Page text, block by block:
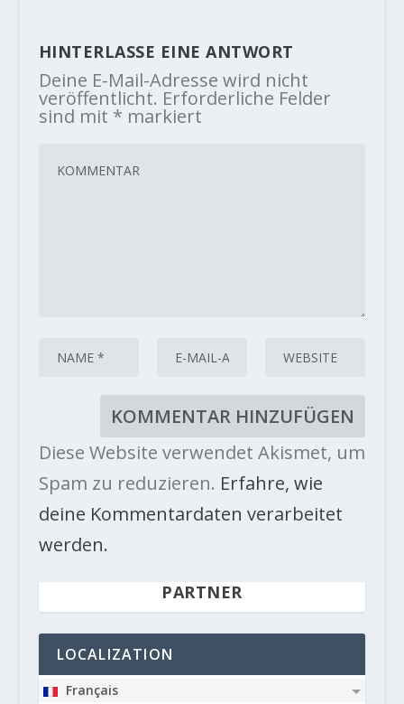
HINTERLASSE EINE ANTWORT
Deine E-Mail-Adresse wird nicht
veröffentlicht. Erforderliche Felder
sind mit * markiert
Diese Website verwendet Akismet, um
Spam zu reduzieren. Erfahre, wie
deine Kommentardaten verarbeitet
werden.
PARTNER
LOCALIZATION
Français